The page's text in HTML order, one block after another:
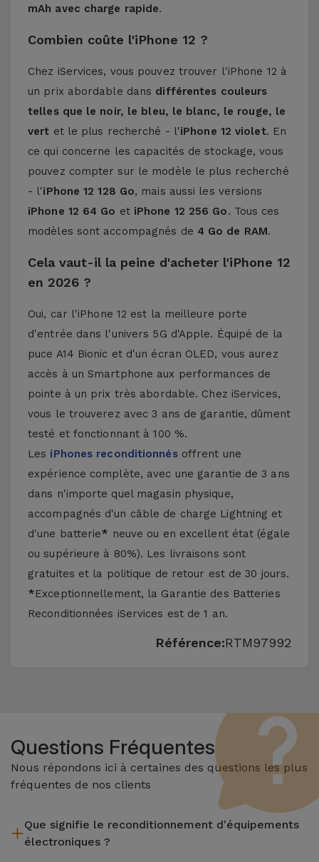
mAh avec charge rapide.
Combien coûte l'iPhone 12 ?
Chez iServices, vous pouvez trouver l'iPhone 12 à
un prix abordable dans différentes couleurs
telles que le noir, le bleu, le blanc, le rouge, le
vert et le plus recherché - l'iPhone 12 violet. En
ce qui concerne les capacités de stockage, vous
pouvez compter sur le modèle le plus recherché
- l'iPhone 12 128 Go, mais aussi les versions
iPhone 12 64 Go et iPhone 12 256 Go. Tous ces
modèles sont accompagnés de 4 Go de RAM.
Cela vaut-il la peine d'acheter l'iPhone 12
en 2026 ?
Oui, car l'iPhone 12 est la meilleure porte
d'entrée dans l'univers 5G d'Apple. Équipé de la
puce A14 Bionic et d'un écran OLED, vous aurez
accès à un Smartphone aux performances de
pointe à un prix très abordable. Chez iServices,
vous le trouverez avec 3 ans de garantie, dûment
testé et fonctionnant à 100 %.
Les iPhones reconditionnésoffrent une
expérience complète, avec une garantie de 3 ans
dans n'importe quel magasin physique,
accompagnés d'un câble de charge Lightning et
d'une batterie* neuve ou en excellent état (égale
ou supérieure à 80%). Les livraisons sont
gratuites et la politique de retour est de 30 jours.
*Exceptionnellement, la Garantie des Batteries
Reconditionnées iServices est de 1 an.
Référence:RTM97992
Questions Fréquentes
Nous répondons ici à certaines des questions les plus
fréquentes de nos clients
Que signifie le reconditionnement d'équipements
électroniques ?